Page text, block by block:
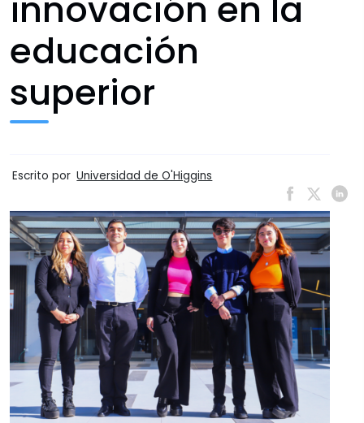
educación
superior
Escrito por Universidad de O'Higgins